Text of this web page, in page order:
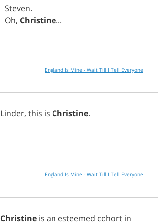
- Steven.
- Oh, Christine...
England Is Mine - Wait Till I Tell Everyone
Linder, this is Christine.
England Is Mine - Wait Till I Tell Everyone
Christine is an esteemed cohort in